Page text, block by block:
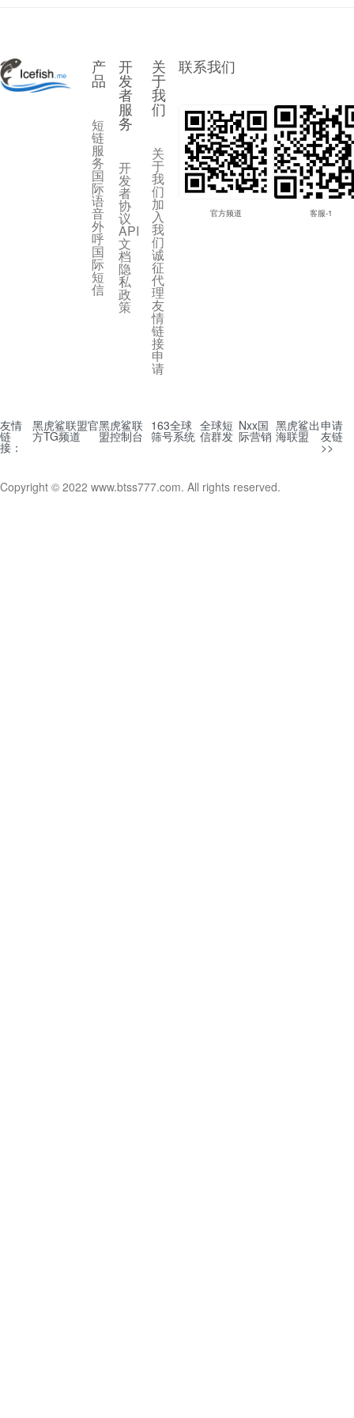
产
品
短
链
服
务
国
际
语
音
外
呼
国
际
短
信
开
发
者
服
务
开
发
者
协
议
API
文
档
隐
私
政
策
关
于
我
们
关
于
我
们
加
入
我
们
诚
征
代
理
友
情
链
接
申
请
联系我们
官方频道 客服-1
友情
链
接：
黑虎鲨联盟官
方TG频道
黑虎鲨联
盟控制台
163全球
筛号系统
全球短
信群发
Nxx国
际营销
黑虎鲨出
海联盟
申请
友链
>>
Copyright © 2022 www.btss777.com. All rights reserved.